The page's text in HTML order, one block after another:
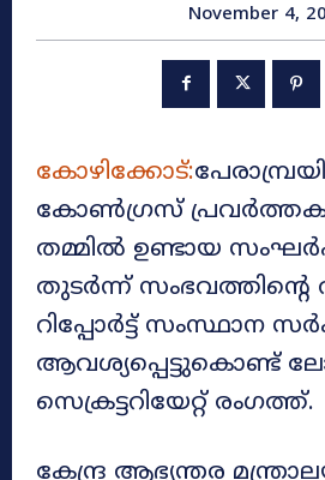
November 4,
കോഴിക്കോട്:
കോൺഗ്രസ്
തമ്മിൽ ഉണ്ടായ
തുടർന്ന് സംഭവത്തിന്റെ
റിപ്പോർട്ട് സംസ്ഥാന
ആവശ്യപ്പെട്ടുകൊണ്ട്
സെക്രട്ടറിയേറ്റ് രംഗത്ത്.
കേന്ദ്ര ആഭ്യന്തര